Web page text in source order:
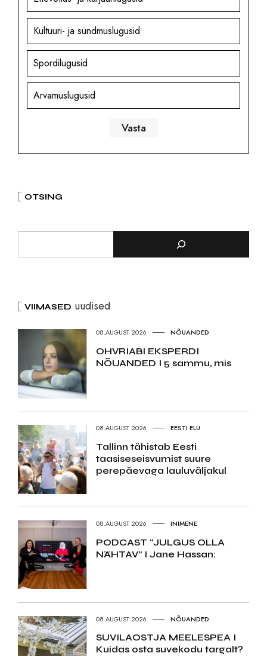
Kultuuri- ja sündmuslugusid
Spordilugusid
Arvamuslugusid
OTSING
VIIMASED uudised
08.AUGUST 2026 NÕUANDED
OHVRIABI EKSPERDI
NÕUANDED I 5 sammu, mis
08.AUGUST 2026 EESTI ELU
Tallinn tähistab Eesti
taasiseseisvumist suure
perepäevaga lauluväljakul
08.AUGUST 2026 INIMENE
PODCAST “JULGUS OLLA
NÄHTAV” I Jane Hassan:
08.AUGUST 2026 NÕUANDED
SUVILAOSTJA MEELESPEA I
Kuidas osta suvekodu targalt?